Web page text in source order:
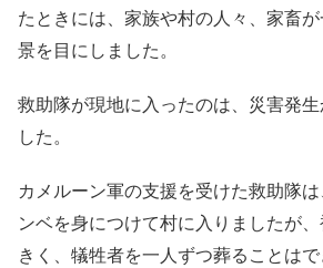
たときには、家族や村の人々、家畜
景を目にしました。
救助隊が現地に入ったのは、災害発
した。
カメルーン軍の支援を受けた救助隊
ンベを身につけて村に入りましたが
きく、犠牲者を一人ずつ葬ることはで